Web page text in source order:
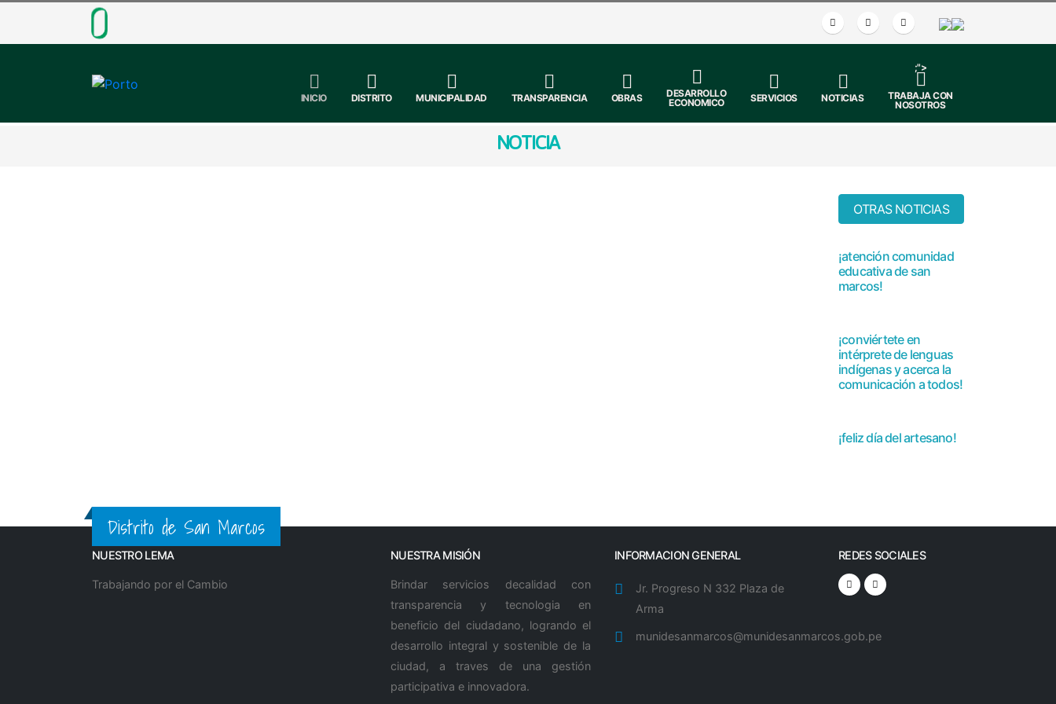
INICIO DISTRITO MUNICIPALIDAD TRANSPARENCIA OBRAS
DESARROLLO
ECONOMICO
SERVICIOS NOTICIAS
;">
TRABAJA CON
NOSOTROS
NOTICIA
Si dominas quechua, aimara, kawki o jaqaru, podrás formarte como intérprete y contribuir a que más ciudadanos
accedan a servicios en su propia lengua.
Sé un puente entre el Estado y los pueblos indígenas u originarios.
https://forms.gle/fsNZvKPtuTonukjg9⁠�
o acércate a las Direcciones Desconcentradas de Cultura a nivel nacional.
OTRAS NOTICIAS
¡atención comunidad
educativa de san
marcos!
¡conviértete en
intérprete de lenguas
indígenas y acerca la
comunicación a todos!
¡feliz día del artesano!
Distrito de San Marcos
NUESTRO LEMA
Trabajando por el Cambio
NUESTRA MISIÓN
Brindar servicios decalidad con
transparencia y tecnologia en
beneficio del ciudadano, logrando el
desarrollo integral y sostenible de la
ciudad, a traves de una gestión
participativa e innovadora.
INFORMACION GENERAL
Jr. Progreso N 332 Plaza de
Arma
munidesanmarcos@munidesanmarcos.gob.pe
REDES SOCIALES